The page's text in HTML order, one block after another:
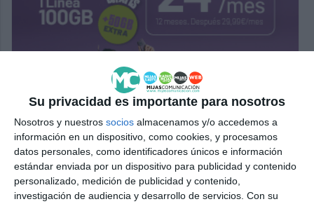
Su privacidad es importante para nosotros
Nosotros y nuestros socios almacenamos y/o accedemos a
información en un dispositivo, como cookies, y procesamos
datos personales, como identificadores únicos e información
estándar enviada por un dispositivo para publicidad y contenido
personalizado, medición de publicidad y contenido,
investigación de audiencia y desarrollo de servicios. Con su